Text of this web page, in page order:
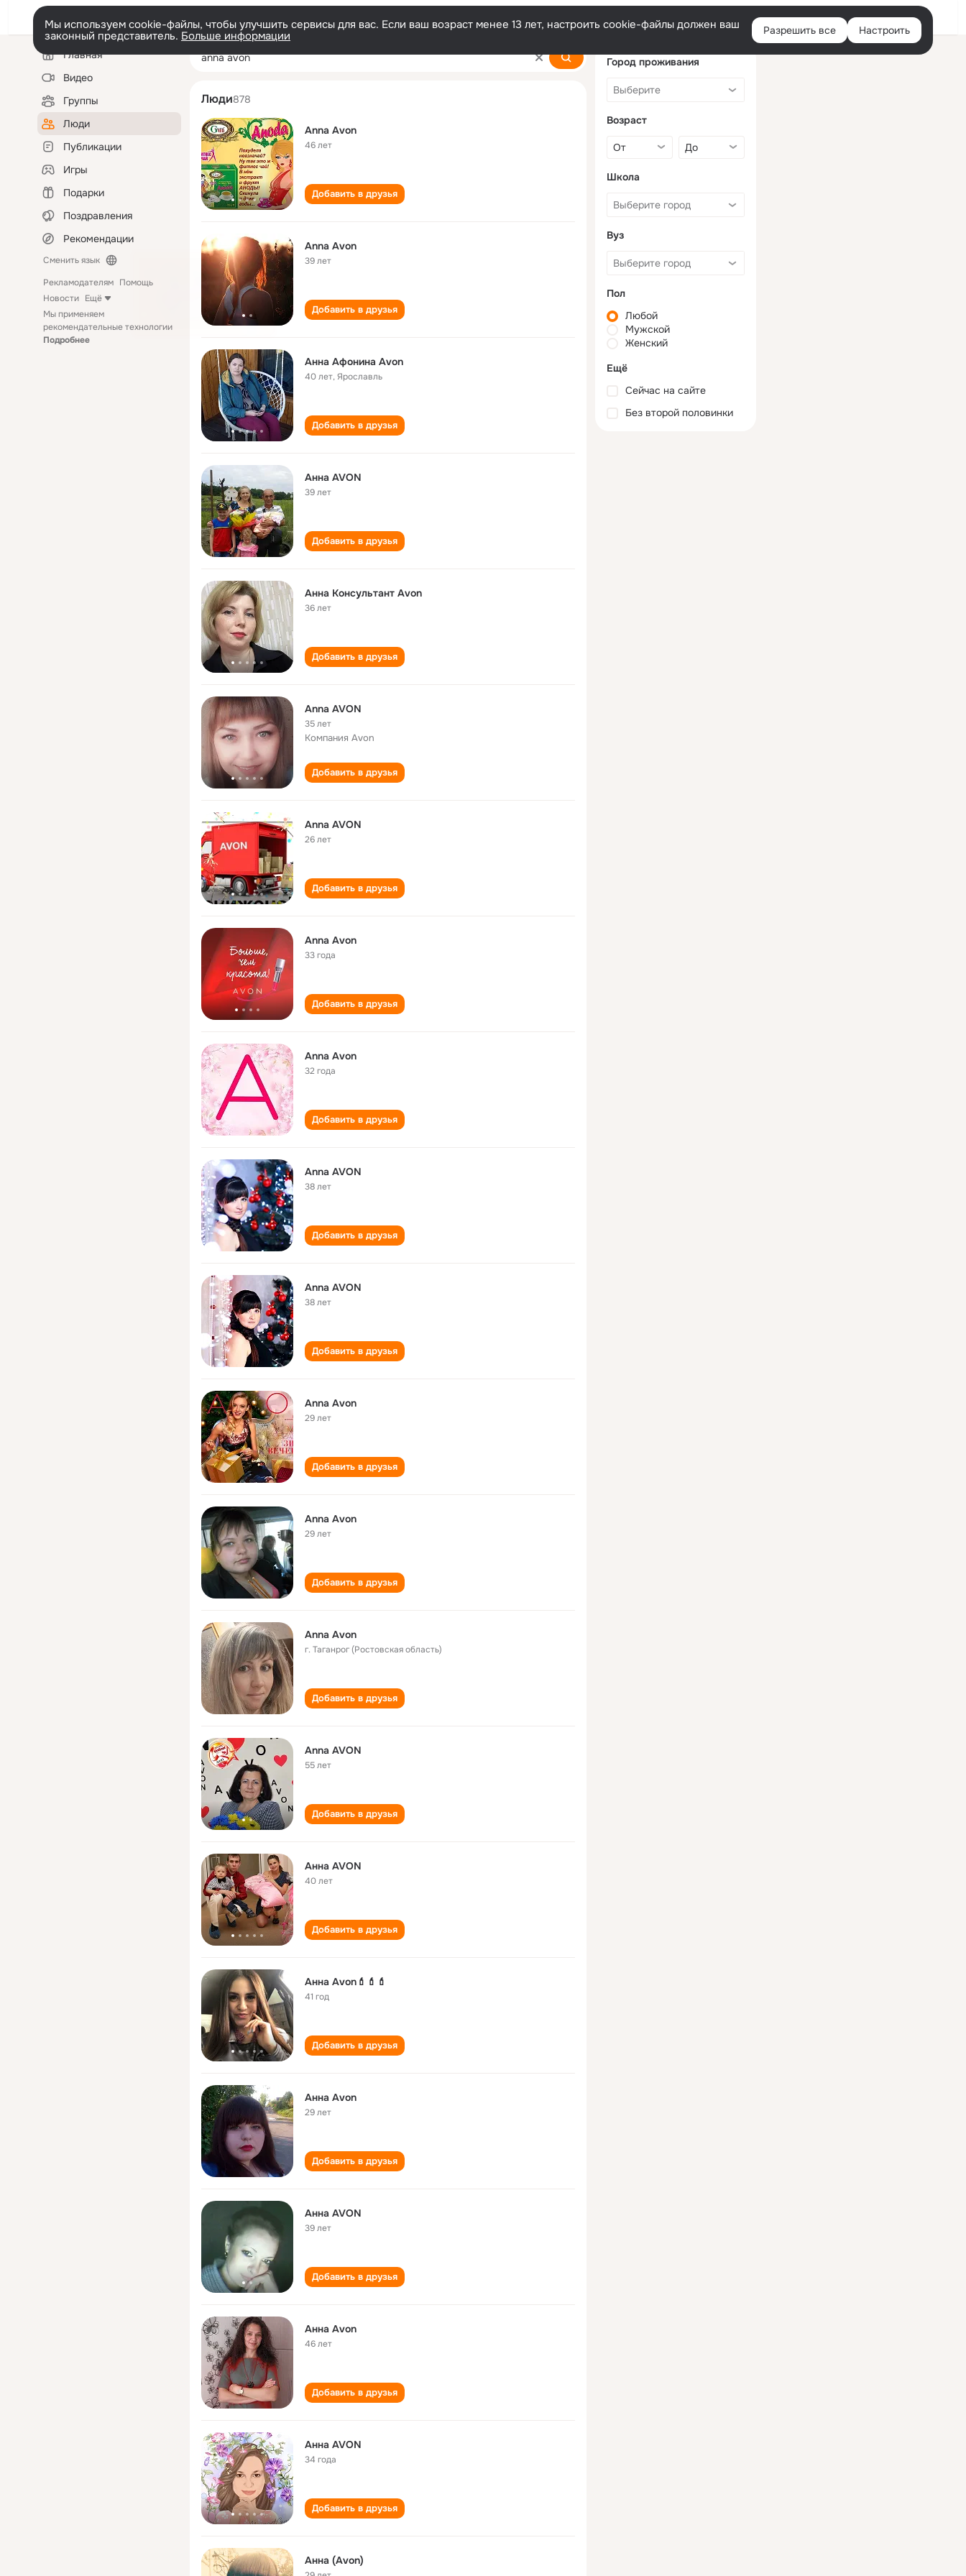
Войти
Мы используем cookie-файлы, чтобы улучшить сервисы для вас. Если ваш возраст менее 13 лет, настроить cookie-файлы должен ваш
законный представитель. Больше информации Разрешить все Настроить
Левая
колонкаГлавная
Видео
Группы
Люди
Публикации
Игры
Подарки
Поздравления
Рекомендации
Сменить язык
Рекламодателям Помощь
Новости Ещё
Мы применяем
рекомендательные технологии
Подробнее
anna avon
Люди878
Anna Avon
46 лет
Добавить в друзья
Anna Avon
39 лет
Добавить в друзья
Анна Афонина Avon
40 лет,Ярославль
Добавить в друзья
Анна AVON
39 лет
Добавить в друзья
Анна Консультант Avon
36 лет
Добавить в друзья
Anna AVON
35 лет
Компания Avon
Добавить в друзья
Anna AVON
26 лет
Добавить в друзья
Anna Avon
33 года
Добавить в друзья
Anna Avon
32 года
Добавить в друзья
Anna AVON
38 лет
Добавить в друзья
Anna AVON
38 лет
Добавить в друзья
Anna Avon
29 лет
Добавить в друзья
Anna Avon
29 лет
Добавить в друзья
Anna Avon
г. Таганрог (Ростовская область)
Добавить в друзья
Anna AVON
55 лет
Добавить в друзья
Анна AVON
40 лет
Добавить в друзья
Анна Avon💄💄💄
41 год
Добавить в друзья
Анна Аvon
29 лет
Добавить в друзья
Анна AVON
39 лет
Добавить в друзья
Анна Avon
46 лет
Добавить в друзья
Анна AVON
34 года
Добавить в друзья
Анна (Avon)
Город проживания
Возраст
Школа
Вуз
Пол
Любой
Мужской
Женский
Ещё
Сейчас на сайте
Без второй половинки